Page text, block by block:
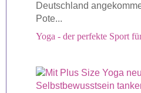
Deutschland
Pote...
Yoga - der perfekte Sport